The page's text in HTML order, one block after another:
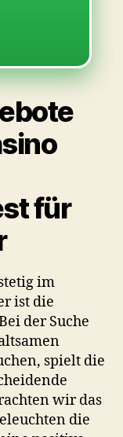
für
im
ist die
der Suche
spielt die
wir das
die